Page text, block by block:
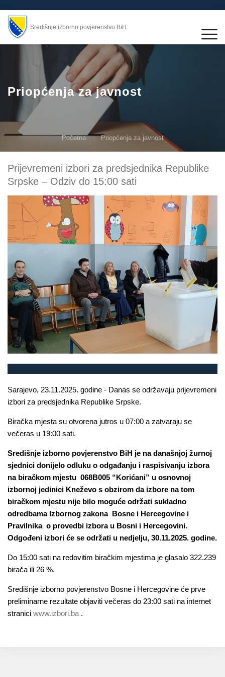
Središnje izborno povjerenstvo BiH
Priopćenja za javnost
Početna Priopćenja za javnost
Prijevremeni izbori za predsjednika Republike
Srpske – Odziv do 15:00 sati
Sarajevo, 23.11.2025. godine - Danas se održavaju prijevremeni
izbori za predsjednika Republike Srpske.
Biračka mjesta su otvorena jutros u 07:00 a zatvaraju se
večeras u 19:00 sati.
Središnje izborno povjerenstvo BiH je na današnjoj žurnoj
sjednici donijelo odluku o odgađanju i raspisivanju izbora
na biračkom mjestu 068B005 “Korićani” u osnovnoj
izbornoj jedinici Kneževo s obzirom da izbore na tom
biračkom mjestu nije bilo moguće održati sukladno
odredbama Izbornog zakona Bosne i Hercegovine i
Pravilnika o provedbi izbora u Bosni i Hercegovini.
Odgođeni izbori će se održati u nedjelju, 30.11.2025. godine.
Do 15:00 sati na redovitim biračkim mjestima je glasalo 322.239
birača ili 26 %.
Središnje izborno povjerenstvo Bosne i Hercegovine će prve
preliminarne rezultate objaviti večeras do 23:00 sati na internet
stranici www.izbori.ba .